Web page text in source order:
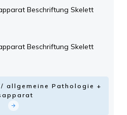
Beschriftung Skelett
Beschriftung Skelett
allgemeine Pathologie +